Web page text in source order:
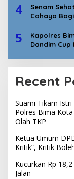
4
Senam
Cahaya
5
Kapolres
Dandim Cup I
Recent
Suami Tikam
Polres Bima
Olah TKP
Ketua Umum
Kritik”, Kritik
Kucurkan Rp
Jalan